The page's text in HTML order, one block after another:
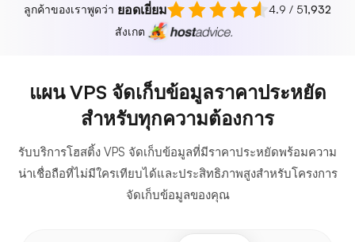
ลูกค้าของเราพูดว่า ยอดเยี่ยม 4.9 / 51,932
สังเกต
แผน VPS จัดเก็บข้อมูลราคาประหยัด
สำหรับทุกความต้องการ
รับบริการโฮสติ้ง VPS จัดเก็บข้อมูลที่มีราคาประหยัดพร้อมความ
น่าเชื่อถือที่ไม่มีใครเทียบได้และประสิทธิภาพสูงสำหรับโครงการ
จัดเก็บข้อมูลของคุณ